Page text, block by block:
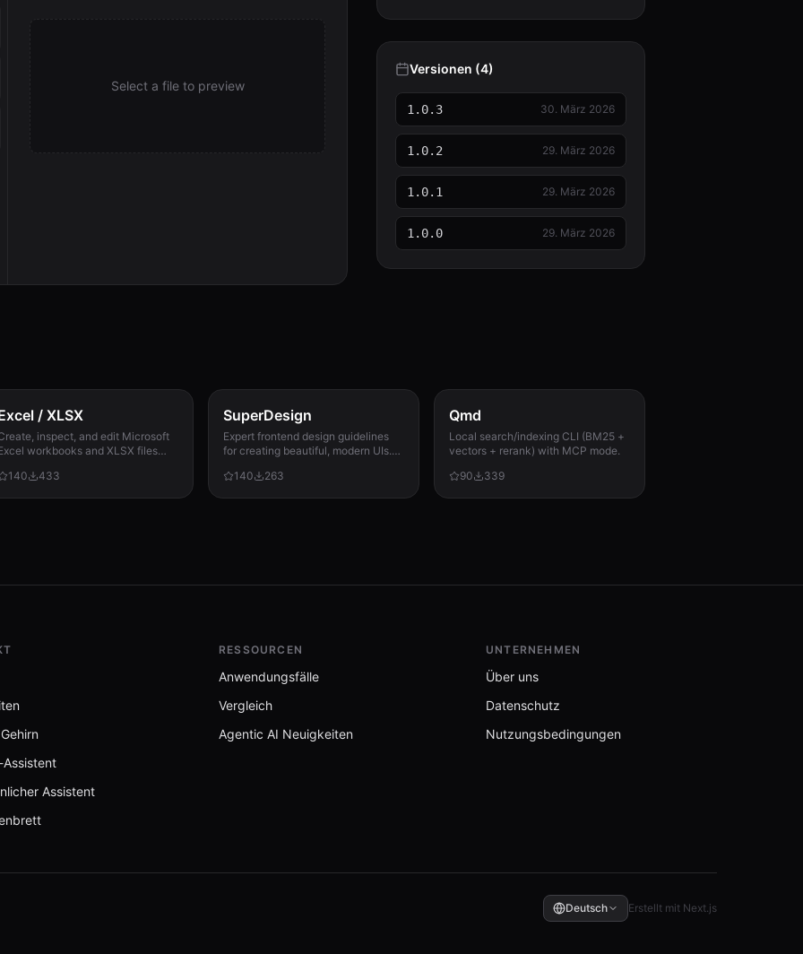
Select a file to preview
Versionen (4)
1.0.3 30. März 2026
1.0.2 29. März 2026
1.0.1 29. März 2026
1.0.0 29. März 2026
/ XLSX
inspect, and edit Microsoft
workbooks and XLSX files
recalculation, and
140 433
SuperDesign
Expert frontend design guidelines
for creating beautiful, modern UIs.
dashboards, or any user interface.
140 263
Qmd
Local search/indexing CLI (BM25 +
vectors + rerank) with MCP mode.
90
339
Assistent
RESSOURCEN
Anwendungsfälle
Vergleich
Agentic AI Neuigkeiten
UNTERNEHMEN
Über uns
Datenschutz
Nutzungsbedingungen
Deutsch Erstellt mit Next.js